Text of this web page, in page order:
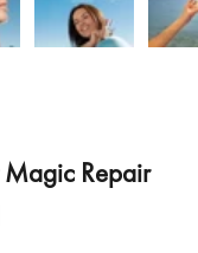
Magic Repair